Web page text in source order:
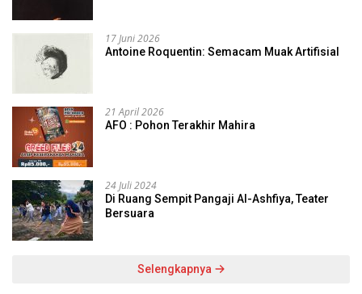
17 Juni 2026
Antoine Roquentin: Semacam Muak Artifisial
21 April 2026
AFO : Pohon Terakhir Mahira
24 Juli 2024
Di Ruang Sempit Pangaji Al-Ashfiya, Teater
Bersuara
Selengkapnya